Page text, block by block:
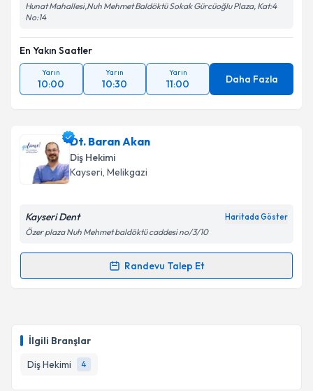
İlgili Branşlar
Diş Hekimi
4
Hunat Mahallesi,Nuh Mehmet Baldöktü Sokak Gürcüoğlu Plaza, Kat:4
No:14
En Yakın Saatler
Yarın
10:00
Yarın
10:30
Yarın
11:00 Daha Fazla
Dt. Baran Akan
Diş Hekimi
Kayseri, Melikgazi
Kayseri Dent Haritada Göster
Özer plaza Nuh Mehmet baldöktü caddesi no/3/10
Randevu Talep Et
Randevu Takvimi Talebi
hazırlandığında e-posta ile bilgilendireceğiz.
E-posta Adresiniz